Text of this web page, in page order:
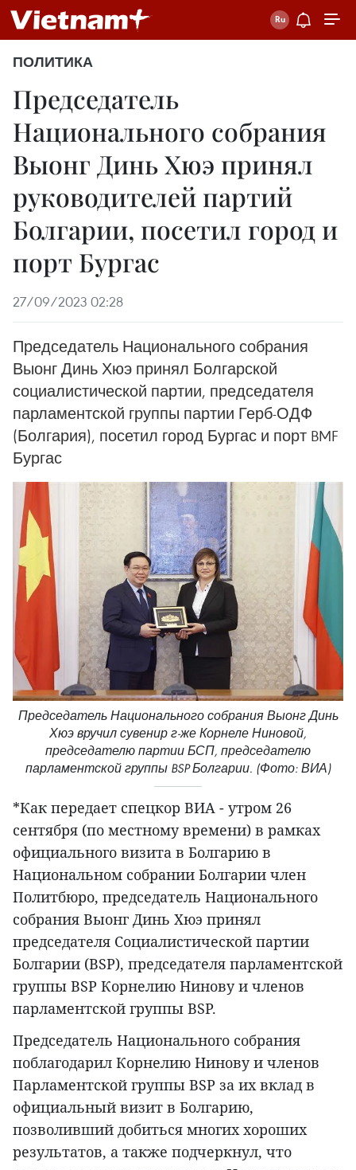
ПОЛИТИКА
Председатель
Национального собрания
Выонг Динь Хюэ принял
руководителей партий
Болгарии, посетил город и
порт Бургас
27/09/2023 02:28
Председатель Национального собрания
Выонг Динь Хюэ принял Болгарской
социалистической партии, председателя
парламентской группы партии Герб-ОДФ
(Болгария), посетил город Бургас и порт BMF
Бургас
Председатель Национального собрания Выонг Динь
Хюэ вручил сувенир г-же Корнеле Ниновой,
председателю партии БСП, председателю
парламентской группы BSP Болгарии. (Фото: ВИА)
*Как передает спецкор ВИА - утром 26
сентября (по местному времени) в рамках
официального визита в Болгарию в
Национальном собрании Болгарии член
Политбюро, председатель Национального
собрания Выонг Динь Хюэ принял
председателя Социалистической партии
Болгарии (BSP), председателя парламентской
группы BSP Корнелию Нинову и членов
парламентской группы BSP.
Председатель Национального собрания
поблагодарил Корнелию Нинову и членов
Парламентской группы BSP за их вклад в
официальный визит в Болгарию,
позволивший добиться многих хороших
результатов, а также подчеркнул, что